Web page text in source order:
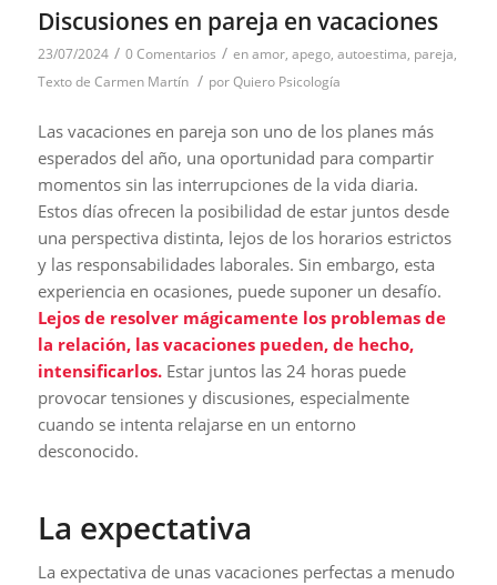
Discusiones en pareja en vacaciones
23/07/2024 / 0 Comentarios / enamor, apego, autoestima, pareja,
Texto de Carmen Martín / porQuiero Psicología
Las vacaciones en pareja son uno de los planes más
esperados del año, una oportunidad para compartir
momentos sin las interrupciones de la vida diaria.
Estos días ofrecen la posibilidad de estar juntos desde
una perspectiva distinta, lejos de los horarios estrictos
y las responsabilidades laborales. Sin embargo, esta
experiencia en ocasiones, puede suponer un desafío.
Lejos de resolver mágicamente los problemas de
la relación, las vacaciones pueden, de hecho,
intensificarlos. Estar juntos las 24 horas puede
provocar tensiones y discusiones, especialmente
cuando se intenta relajarse en un entorno
desconocido.
La expectativa
La expectativa de unas vacaciones perfectas a menudo